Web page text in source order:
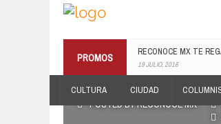
PROMOS RECONOCE MX TE
19 JULIO, 2016
CULTURA CIUDAD
POSTED BY RECONOCE MX